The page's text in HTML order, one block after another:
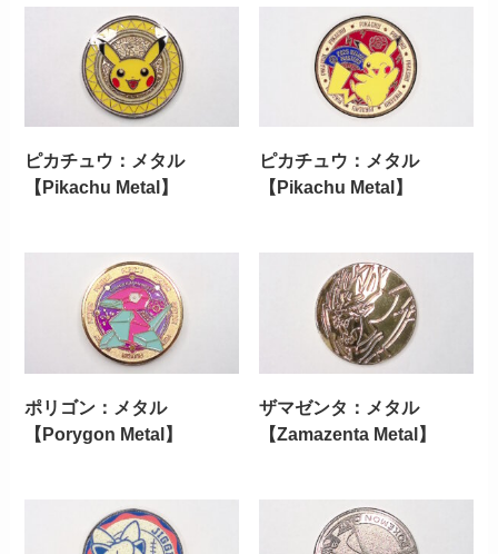
ピカチュウ：メタル
【Pikachu Metal】
ピカチュウ：メタル
【Pikachu Metal】
ポリゴン：メタル
【Porygon Metal】
ザマゼンタ：メタル
【Zamazenta Metal】